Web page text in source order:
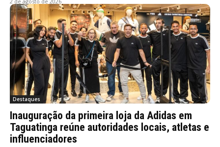
Destaques
Inauguração da primeira loja da Adidas em
Taguatinga reúne autoridades locais, atletas e
influenciadores